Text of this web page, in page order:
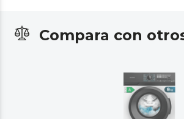
Compara con